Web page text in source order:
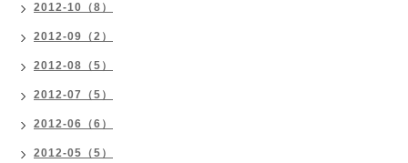
2012-10（8）
2012-09（2）
2012-08（5）
2012-07（5）
2012-06（6）
2012-05（5）